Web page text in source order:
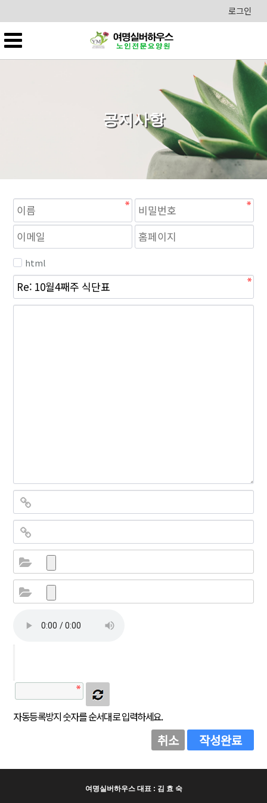
로그인
공지사항
필
수
필
수
html
필
수
필
수
자동등록방지 숫자를 순서대로 입력하세요.
취소 작성완료
여명실버하우스 대표 : 김 효 숙